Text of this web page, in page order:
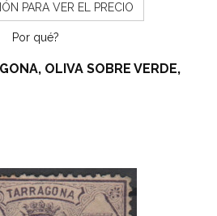
PARA VER EL PRECIO
Por qué?
OLIVA SOBRE VERDE,